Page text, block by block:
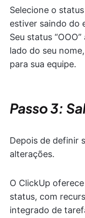
Selecione o
estiver saindo do
Seu status
lado do seu
para sua equipe.
Passo 3:
Depois de definir
alterações.
O ClickUp
status, com
integrado de